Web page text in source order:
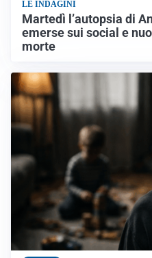
LE INDAGINI
Martedì l’autopsia di
emerse sui social e
morte